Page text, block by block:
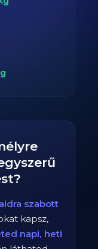
szabott
kapsz,
napi, heti